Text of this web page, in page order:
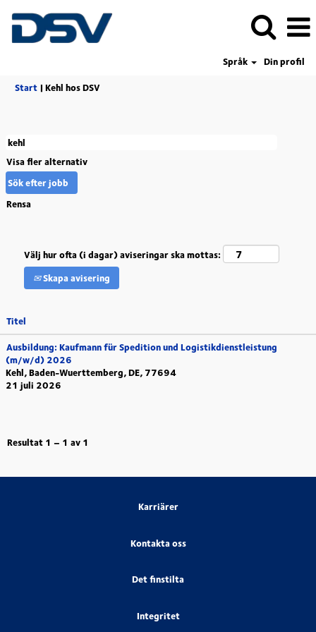
Språk
Din profil
Start | Kehl hos DSV(aktuell
Visa fler alternativ
Rensa
Välj hur ofta (i dagar) aviseringar ska mottas:
Skapa avisering
Titel
Ausbildung: Kaufmann für Spedition und Logistikdienstleistung
(m/w/d) 2026
Kehl, Baden-Wuerttemberg, DE, 77694
21 juli 2026
Resultat 1 – 1 av 1
Karriärer
Kontakta oss
Det finstilta
Integritet